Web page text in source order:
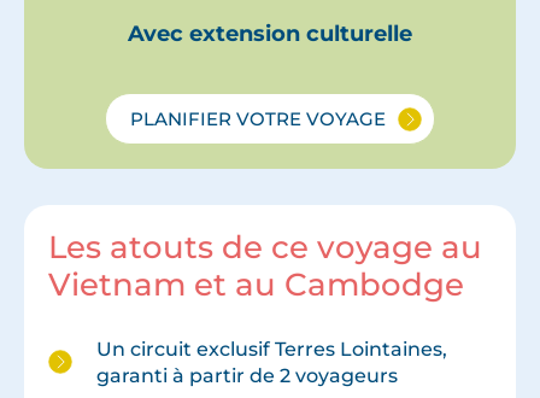
Avec extension culturelle
PLANIFIER VOTRE VOYAGE
Les atouts de ce voyage au
Vietnam et au Cambodge
Un circuit exclusif Terres Lointaines,
garanti à partir de 2 voyageurs